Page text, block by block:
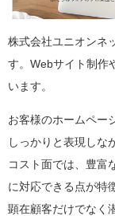
株式会社ユニオンネ
す。Webサイト制作
います。
お客様のホームペー
しっかりと表現しな
コスト面では、豊富
に対応できる点が特
顕在顧客だけでなく